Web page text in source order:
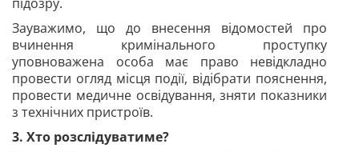
Зауважимо, що до внесення відомостей про
вчинення кримінального проступку
уповноважена особа має право невідкладно
провести огляд місця події, відібрати пояснення,
провести медичне освідування, зняти показники
з технічних пристроїв.
3. Хто розслідуватиме?